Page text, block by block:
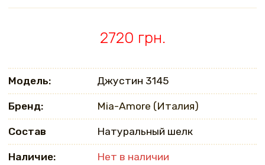
2720 грн.
Модель: Джустин 3145
Бренд: Mia-Amore (Италия)
Состав Натуральный шелк
Наличие: Нет в наличии